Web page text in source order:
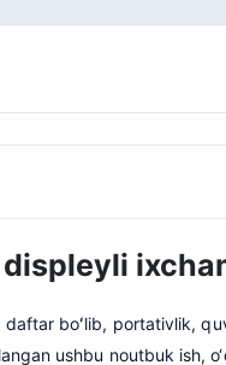
displeyli
boʻlib, portativlik,
ushbu noutbuk ish,